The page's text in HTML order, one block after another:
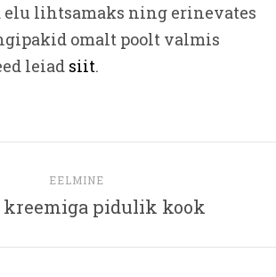
elu lihtsamaks ning erinevates
omalt poolt valmis
leiad siit.
EELMINE
kreemiga pidulik kook